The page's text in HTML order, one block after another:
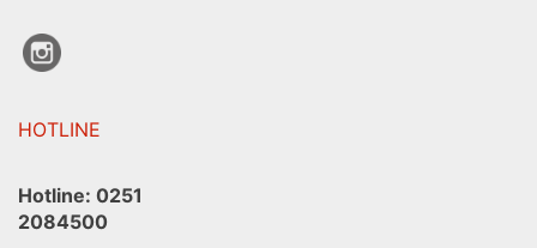
HOTLINE
Hotline: 0251
2084500